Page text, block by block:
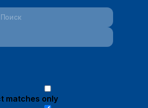
matches only